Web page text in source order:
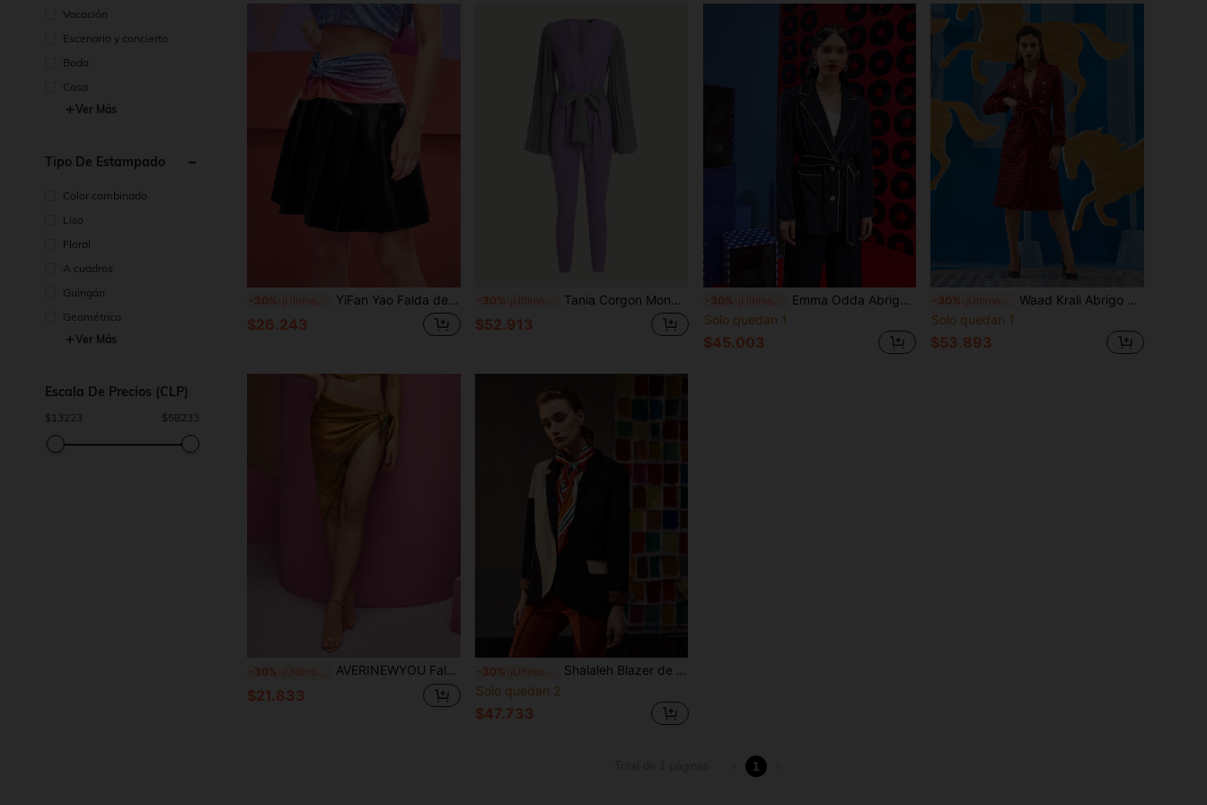
Vacación
Escenario y concierto
Boda
Casa
Ver Más
Tipo De Estampado
Color combinado
Liso
Floral
A cuadros
Guingán
Geométrico
Ver Más
Escala De Precios (CLP)
$ 13223 $58233
-30% ¡Últimos 3 días YiFan Yao Falda de piel sintética con panel de terciopelo y lazo delantero, para verano, vacaciones, fiesta, festival
$26.243
-30% ¡Últimos 3 días Tania Corgon Mono con cremallera en la espalda, plisado, manga dividida y nudo en la cintura, diseñador, otoño e invierno, vacaciones, festival
$52.913
-30% ¡Últimos 3 días
Emma Odda Abrigo ribete en contraste con doble bolsillo con cinturón
Solo quedan 1
$45.003
-30% ¡Últimos 3 días
Waad Krali Abrigo con estampado geométrico panel teddy con cinturón
Solo quedan 1
$53.893
-30% AVERINEWYOU Falda asimétrica con nudo lateral y dos formas de uso, diseño impreso, para verano, vacaciones, fiesta, festival
$21.833
-30%
Shalaleh Blazer de color combinado de cuello con solapa
Solo quedan 2
$47.733
1